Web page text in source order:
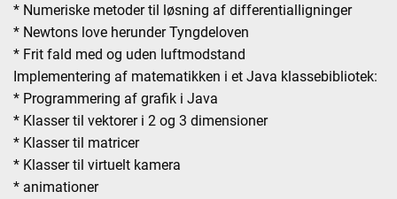
* Numeriske metoder til løsning af differentialligninger
* Newtons love herunder Tyngdeloven
* Frit fald med og uden luftmodstand
Implementering af matematikken i et Java klassebibliotek:
* Programmering af grafik i Java
* Klasser til vektorer i 2 og 3 dimensioner
* Klasser til matricer
* Klasser til virtuelt kamera
* animationer